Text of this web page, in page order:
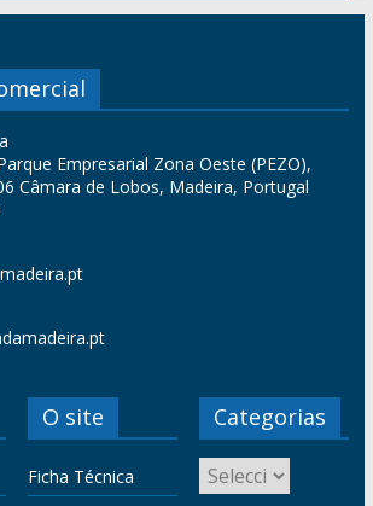
Empresarial Zona Oeste (PEZO),
Câmara de Lobos, Madeira, Portugal
O site
Ficha Técnica
Categorias